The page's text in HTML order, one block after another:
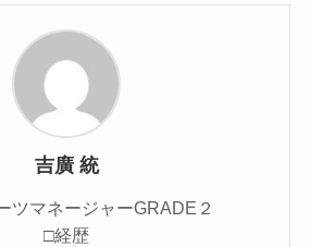
吉廣 統
ツマネージャーGRADE２
□経歴